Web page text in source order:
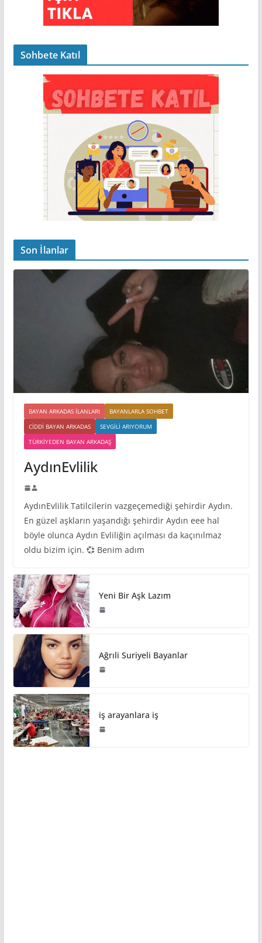
Sohbete Katıl
Son İlanlar
BAYAN ARKADAS ILANLARI
BAYANLARLA SOHBET
CIDDI BAYAN ARKADAS
SEVGILI ARIYORUM
TÜRKIYEDEN BAYAN ARKADAŞ
AydınEvlilik
AydınEvlilik Tatilcilerin vazgeçemediği şehirdir Aydın.
En güzel aşkların yaşandığı şehirdir Aydın eee hal
böyle olunca Aydın Evliliğin açılması da kaçınılmaz
oldu bizim için. 💞 Benim adım
Yeni Bir Aşk Lazım
Ağrıli Suriyeli Bayanlar
iş arayanlara iş